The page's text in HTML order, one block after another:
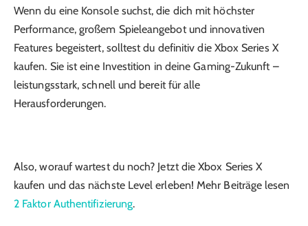
Wenn du eine Konsole suchst, die dich mit höchster
Performance, großem Spieleangebot und innovativen
Features begeistert, solltest du definitiv die Xbox Series X
kaufen. Sie ist eine Investition in deine Gaming-Zukunft –
leistungsstark, schnell und bereit für alle
Herausforderungen.
Also, worauf wartest du noch? Jetzt die Xbox Series X
kaufen und das nächste Level erleben! Mehr Beiträge lesen
2 Faktor Authentifizierung.